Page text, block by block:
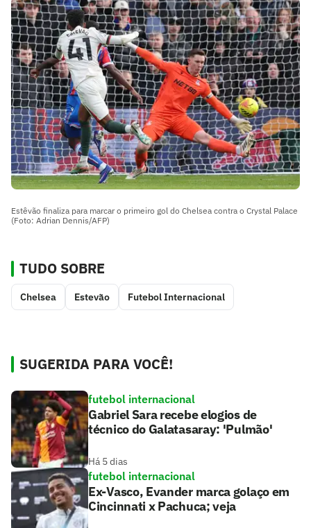
Estêvão finaliza para marcar o primeiro gol do Chelsea contra o Crystal Palace
(Foto: Adrian Dennis/AFP)
TUDO SOBRE
Chelsea Estevão Futebol Internacional
SUGERIDA PARA VOCÊ!
futebol internacional
Gabriel Sara recebe elogios de
técnico do Galatasaray: 'Pulmão'
Há 5 dias
futebol internacional
Ex-Vasco, Evander marca golaço em
Cincinnati x Pachuca; veja